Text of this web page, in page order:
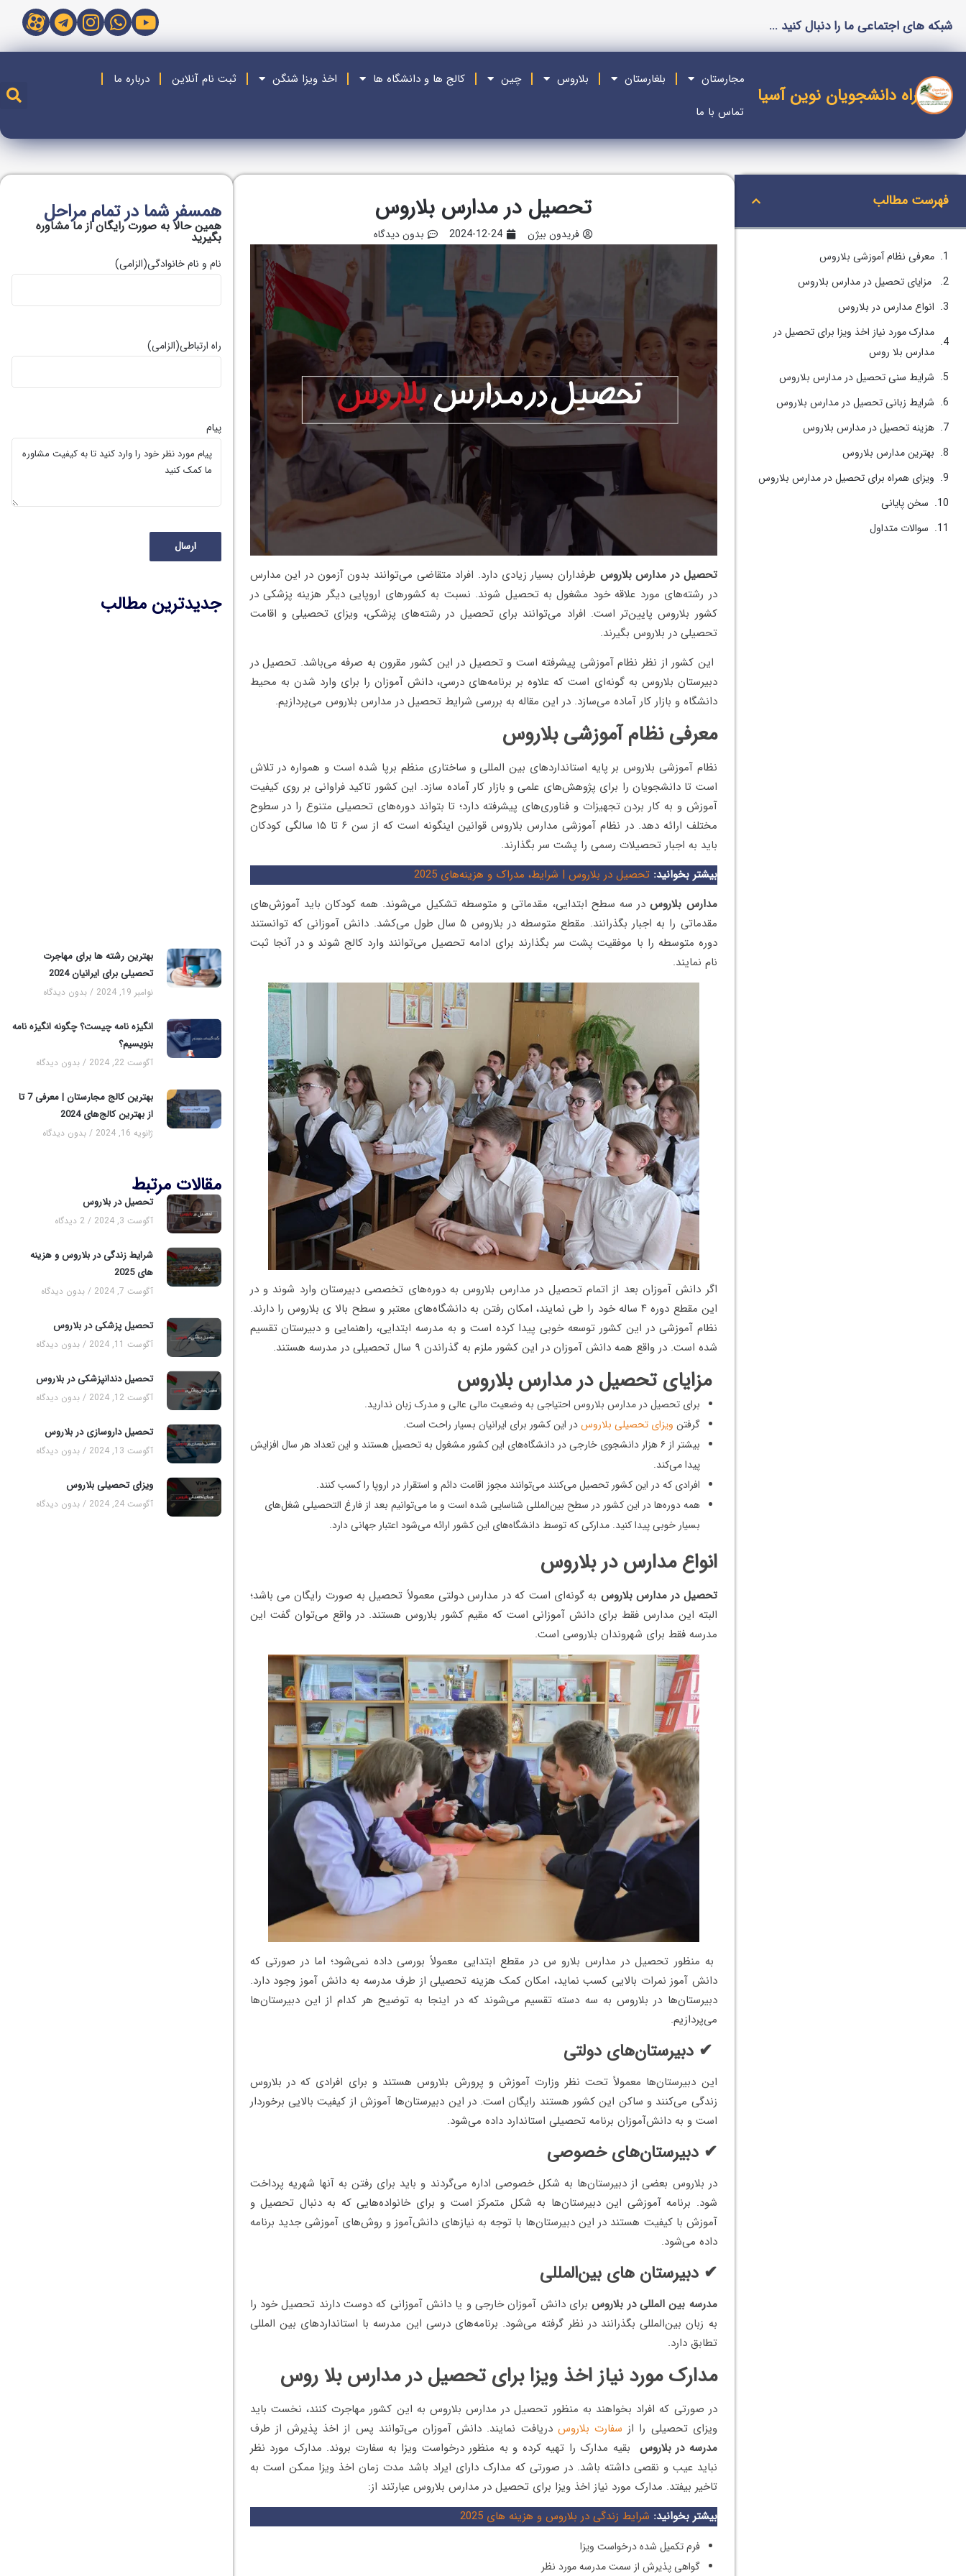
شبکه های اجتماعی ما را دنبال کنید ...
راه دانشجویان نوین آسیا
مجارستان بلغارستان بلاروس چین کالج ها و دانشگاه ها اخذ ویزا شنگن ثبت نام آنلاین
درباره ما
تماس با ما
فهرست مطالب
معرفی نظام آموزشی بلاروس
مزایای تحصیل در مدارس بلاروس
انواع مدارس در بلاروس
مدارک مورد نیاز اخذ ویزا برای تحصیل در
مدارس بلا روس
شرایط سنی تحصیل در مدارس بلاروس
شرایط زبانی تحصیل در مدارس بلاروس
هزینه تحصیل در مدارس بلاروس
بهترین مدارس بلاروس
ویزای همراه برای تحصیل در مدارس بلاروس
سخن پایانی
سوالات متداول
تحصیل در مدارس بلاروس
فریدون بیژن 2024-12-24 بدون دیدگاه
تحصیل در مدارس بلاروس طرفداران بسیار زیادی دارد. افراد متقاضی می‌توانند بدون آزمون در این مدارس
در رشته‌های مورد علاقه خود مشغول به تحصیل شوند. نسبت به کشورهای اروپایی دیگر هزینه پزشکی در
کشور بلاروس پایین‌تر است. افراد می‌توانند برای تحصیل در رشته‌های پزشکی، ویزای تحصیلی و اقامت
تحصیلی در بلاروس بگیرند.
این کشور از نظر نظام آموزشی پیشرفته است و تحصیل در این کشور مقرون به صرفه می‌باشد. تحصیل در
دبیرستان بلاروس به گونه‌ای است که علاوه بر برنامه‌های درسی، دانش آموزان را برای وارد شدن به محیط
دانشگاه و بازار کار آماده می‌سازد. در این مقاله به بررسی شرایط تحصیل در مدارس بلاروس می‌پردازیم.
معرفی نظام آموزشی بلاروس
نظام آموزشی بلاروس بر پایه استانداردهای بین المللی و ساختاری منظم برپا شده است و همواره در تلاش
است تا دانشجویان را برای پژوهش‌های علمی و بازار کار آماده سازد. این کشور تاکید فراوانی بر روی کیفیت
آموزش و به کار بردن تجهیزات و فناوری‌های پیشرفته دارد؛ تا بتواند دوره‌های تحصیلی متنوع را در سطوح
مختلف ارائه دهد. در نظام آموزشی مدارس بلاروس قوانین اینگونه است که از سن ۶ تا ۱۵ سالگی کودکان
باید به اجبار تحصیلات رسمی را پشت سر بگذارند.
بیشتر بخوانید: تحصیل در بلاروس | شرایط، مدراک و هزینه‌های 2025
مدارس بلاروس در سه سطح ابتدایی، مقدماتی و متوسطه تشکیل می‌شوند. همه کودکان باید آموزش‌های
مقدماتی را به اجبار بگذرانند. مقطع متوسطه در بلاروس ۵ سال طول می‌کشد. دانش آموزانی که توانستند
دوره متوسطه را با موفقیت پشت سر بگذارند برای ادامه تحصیل می‌توانند وارد کالج شوند و در آنجا ثبت
نام نمایند.
اگر دانش آموزان بعد از اتمام تحصیل در مدارس بلاروس به دوره‌های تخصصی دبیرستان وارد شوند و در
این مقطع دوره ۴ ساله خود را طی نمایند، امکان رفتن به دانشگاه‌های معتبر و سطح بالا ی بلاروس را دارند.
نظام آموزشی در این کشور توسعه خوبی پیدا کرده است و به مدرسه ابتدایی، راهنمایی و دبیرستان تقسیم
شده است. در واقع همه دانش آموزان در این کشور ملزم به گذراندن ۹ سال تحصیلی در مدرسه هستند.
مزایای تحصیل در مدارس بلاروس
برای تحصیل در مدارس بلاروس احتیاجی به وضعیت مالی عالی و مدرک زبان ندارید.
گرفتن ویزای تحصیلی بلاروسدر این کشور برای ایرانیان بسیار راحت است.
بیشتر از ۶ هزار دانشجوی خارجی در دانشگاه‌های این کشور مشغول به تحصیل هستند و این تعداد هر سال افزایش
پیدا می‌کند.
افرادی که در این کشور تحصیل می‌کنند می‌توانند مجوز اقامت دائم و استقرار در اروپا را کسب کنند.
همه دوره‌ها در این کشور در سطح بین‌المللی شناسایی شده است و ما می‌توانیم بعد از فارغ التحصیلی شغل‌های
بسیار خوبی پیدا کنید. مدارکی که توسط دانشگاه‌های این کشور ارائه می‌شود اعتبار جهانی دارد.
انواع مدارس در بلاروس
تحصیل در مدارس بلاروس به گونه‌ای است که در مدارس دولتی معمولاً تحصیل به صورت رایگان می باشد؛
البته این مدارس فقط برای دانش آموزانی است که مقیم کشور بلاروس هستند. در واقع می‌توان گفت این
مدرسه فقط برای شهروندان بلاروسی است.
به منظور تحصیل در مدارس بلارو س در مقطع ابتدایی معمولاً بورسی داده نمی‌شود؛ اما در صورتی که
دانش آموز نمرات بالایی کسب نماید، امکان کمک هزینه تحصیلی از طرف مدرسه به دانش آموز وجود دارد.
دبیرستان‌ها در بلاروس به سه دسته تقسیم می‌شوند که در اینجا به توضیح هر کدام از این دبیرستان‌ها
می‌پردازیم.
✔ دبیرستان‌های دولتی
این دبیرستان‌ها معمولاً تحت نظر وزارت آموزش و پرورش بلاروس هستند و برای افرادی که در بلاروس
زندگی می‌کنند و ساکن این کشور هستند رایگان است. در این دبیرستان‌ها آموزش از کیفیت بالایی برخوردار
است و به دانش‌آموزان برنامه تحصیلی استاندارد داده می‌شود.
✔ دبیرستان‌های خصوصی
در بلاروس بعضی از دبیرستان‌ها به شکل خصوصی اداره می‌گردند و باید برای رفتن به آنها شهریه پرداخت
شود. برنامه آموزشی این دبیرستان‌ها به شکل متمرکز است و برای خانواده‌هایی که به دنبال تحصیل و
آموزش با کیفیت هستند در این دبیرستان‌ها با توجه به نیازهای دانش‌آموز و روش‌های آموزشی جدید برنامه
داده می‌شود.
✔ دبیرستان های بین‌المللی
مدرسه بین المللی در بلاروسبرای دانش آموزان خارجی و یا دانش آموزانی که دوست دارند تحصیل خود را
به زبان بین‌المللی بگذرانند در نظر گرفته می‌شود. برنامه‌های درسی این مدرسه با استانداردهای بین المللی
تطابق دارد.
مدارک مورد نیاز اخذ ویزا برای تحصیل در مدارس بلا روس
در صورتی که افراد بخواهند به منظور تحصیل در مدارس بلاروس به این کشور مهاجرت کنند، نخست باید
ویزای تحصیلی را از سفارت بلاروس دریافت نمایند. دانش آموزان می‌توانند پس از اخذ پذیرش از طرف
مدرسه در بلاروس بقیه مدارک را تهیه کرده و به منظور درخواست ویزا به سفارت بروند. مدارک مورد نظر
نباید عیب و نقصی داشته باشد. در صورتی که مدارک دارای ایراد باشد مدت زمان اخذ ویزا ممکن است به
تاخیر بیفتد. مدارک مورد نیاز اخذ ویزا برای تحصیل در مدارس بلاروس عبارتند از:
بیشتر بخوانید: شرایط زندگی در بلاروس و هزینه های 2025
فرم تکمیل شده درخواست ویزا
گواهی پذیرش از سمت مدرسه مورد نظر
همسفر شما در تمام مراحل
همین حالا به صورت رایگان از ما مشاوره
بگیريد
نام و نام خانوادگی(الزامی)
راه ارتباطی(الزامی)
پیام
جدیدترین مطالب
بهترین رشته ها برای مهاجرت
تحصیلی برای ایرانیان 2024
نوامبر 19, 2024 بدون دیدگاه
انگیزه نامه چیست؟ چگونه انگیزه نامه
بنویسیم؟
آگوست 22, 2024 بدون دیدگاه
بهترین کالج مجارستان | معرفی 7 تا
از بهترین کالج‌های 2024
ژانویه 16, 2024 بدون دیدگاه
مقالات مرتبط
تحصیل در بلاروس
آگوست 3, 2024 2 دیدگاه
شرایط زندگی در بلاروس و هزینه
های 2025
آگوست 7, 2024 بدون دیدگاه
تحصیل پزشکی در بلاروس
آگوست 11, 2024 بدون دیدگاه
تحصیل دندانپزشکی در بلاروس
آگوست 12, 2024 بدون دیدگاه
تحصیل داروسازی در بلاروس
آگوست 13, 2024 بدون دیدگاه
ویزای تحصیلی بلاروس
آگوست 24, 2024 بدون دیدگاه